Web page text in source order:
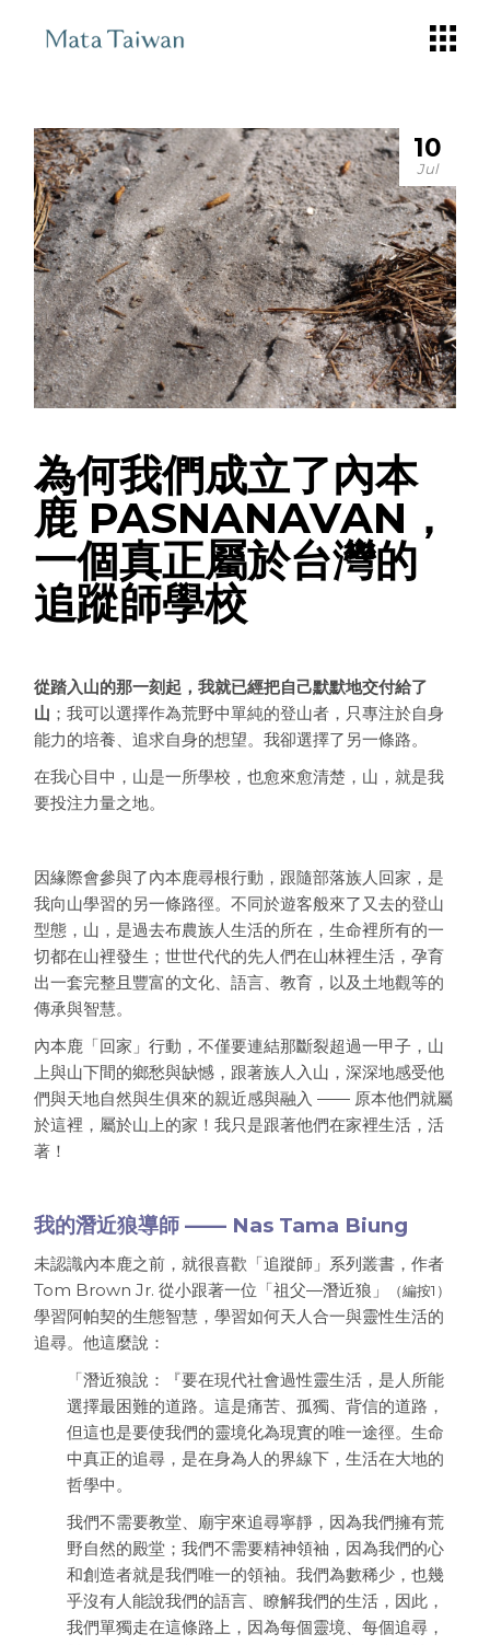
10
Jul
為何我們成立了內本
鹿 PASNANAVAN，
一個真正屬於台灣的
追蹤師學校
從踏入山的那一刻起，我就已經把自己默默地交付給了
山 ；我可以選擇作為荒野中單純的登山者，只專注於自身
能力的培養、追求自身的想望。我卻選擇了另一條路。
在我心目中，山是一所學校，也愈來愈清楚，山，就是我
要投注力量之地。
因緣際會參與了內本鹿尋根行動，跟隨部落族人回家，是
我向山學習的另一條路徑。不同於遊客般來了又去的登山
型態，山，是過去布農族人生活的所在，生命裡所有的一
切都在山裡發生；世世代代的先人們在山林裡生活，孕育
出一套完整且豐富的文化、語言、教育，以及土地觀等的
傳承與智慧。
內本鹿「回家」行動，不僅要連結那斷裂超過一甲子，山
上與山下間的鄉愁與缺憾，跟著族人入山，深深地感受他
們與天地自然與生俱來的親近感與融入 —— 原本他們就屬
於這裡，屬於山上的家！我只是跟著他們在家裡生活，活
著！
我的潛近狼導師 —— Nas Tama Biung
未認識內本鹿之前，就很喜歡「追蹤師」系列叢書，作者
Tom Brown Jr. 從小跟著一位「祖父—潛近狼」
（編按1）
學習阿帕契的生態智慧，學習如何天人合一與靈性生活的
追尋。他這麼說：
「潛近狼說：『要在現代社會過性靈生活，是人所能
選擇最困難的道路。這是痛苦、孤獨、背信的道路，
但這也是要使我們的靈境化為現實的唯一途徑。生命
中真正的追尋，是在身為人的界線下，生活在大地的
哲學中。
我們不需要教堂、廟宇來追尋寧靜，因為我們擁有荒
野自然的殿堂；我們不需要精神領袖，因為我們的心
和創造者就是我們唯一的領袖。我們為數稀少，也幾
乎沒有人能說我們的語言、瞭解我們的生活，因此，
我們單獨走在這條路上，因為每個靈境、每個追尋，